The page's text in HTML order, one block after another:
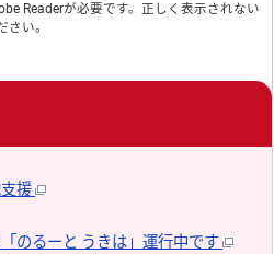
Readerが必要です。正しく表示されない
い。
支援
のるーと うきは」運行中です